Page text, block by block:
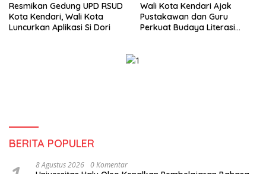
Resmikan Gedung UPD RSUD
Kota Kendari, Wali Kota
Luncurkan Aplikasi Si Dori
Wali Kota Kendari Ajak
Pustakawan dan Guru
Perkuat Budaya Literasi
BERITA POPULER
8 Agustus 2026 0 Komentar